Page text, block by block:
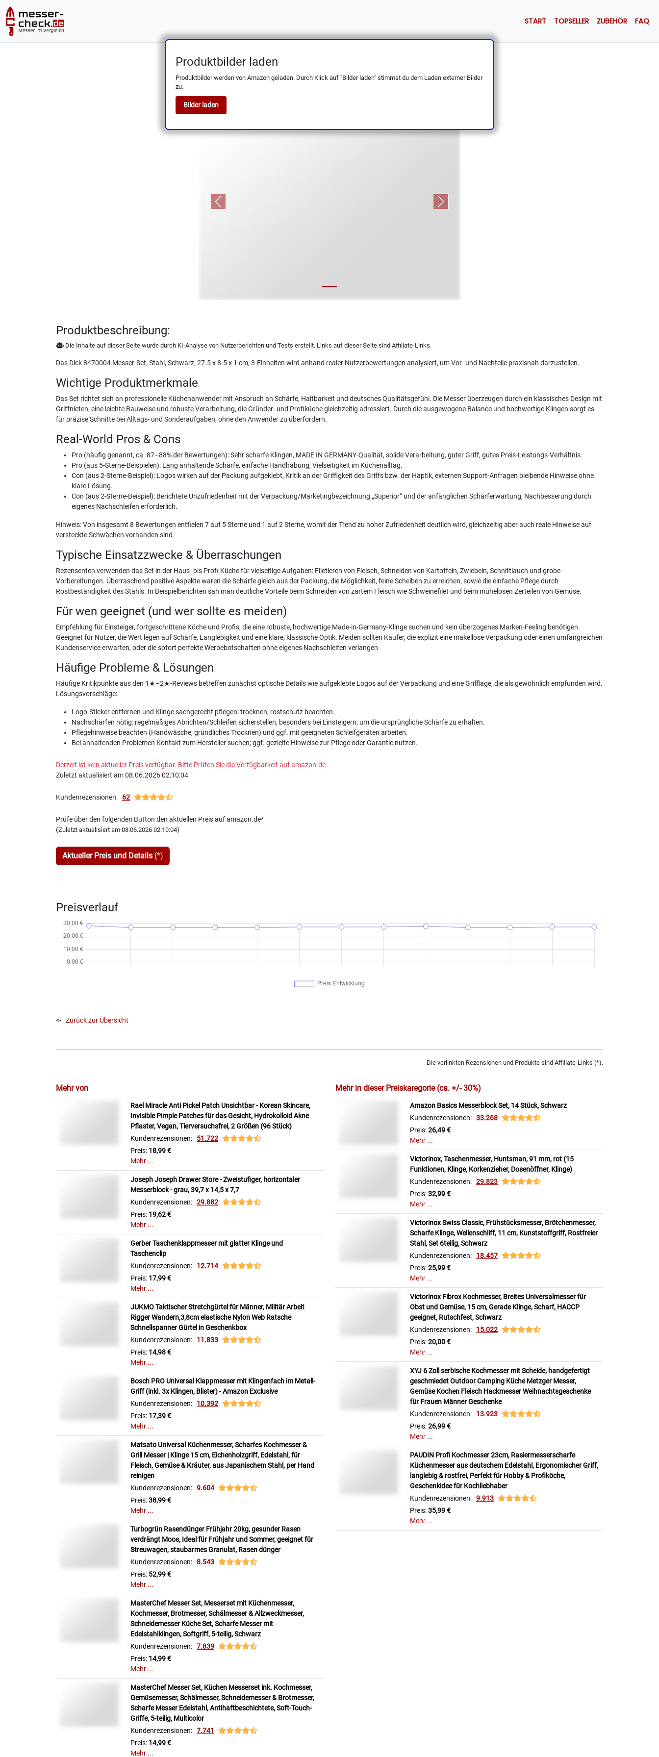
Produktbilder laden
Produktbilder werden von Amazon geladen. Durch Klick auf "Bilder laden" stimmst du dem Laden externer Bilder
zu.
Bilder laden
START TOPSELLER ZUBEHÖR FAQ
Dick 8470004 Messer-Set, 3tlg. – Made in Germany, scharf
Previous Next
Produktbeschreibung:
Die Inhalte auf dieser Seite wurde durch KI-Analyse von Nutzerberichten und Tests erstellt. Links auf dieser Seite sind Affiliate-Links.
Das Dick 8470004 Messer-Set, Stahl, Schwarz, 27.5 x 8.5 x 1 cm, 3-Einheiten wird anhand realer Nutzerbewertungen analysiert, um Vor- und Nachteile praxisnah darzustellen.
Wichtige Produktmerkmale
Das Set richtet sich an professionelle Küchenanwender mit Anspruch an Schärfe, Haltbarkeit und deutsches Qualitätsgefühl. Die Messer überzeugen durch ein klassisches Design mit
Griffnieten, eine leichte Bauweise und robuste Verarbeitung, die Gründer- und Profiküche gleichzeitig adressiert. Durch die ausgewogene Balance und hochwertige Klingen sorgt es
für präzise Schnitte bei Alltags- und Sonderaufgaben, ohne den Anwender zu überfordern.
Real-World Pros & Cons
Pro (häufig genannt, ca. 87–88% der Bewertungen): Sehr scharfe Klingen, MADE IN GERMANY-Qualität, solide Verarbeitung, guter Griff, gutes Preis-Leistungs-Verhältnis.
Pro (aus 5-Sterne-Beispielen): Lang anhaltende Schärfe, einfache Handhabung, Vielseitigkeit im Küchenalltag.
Con (aus 2-Sterne-Beispiel): Logos wirken auf der Packung aufgeklebt, Kritik an der Griffigkeit des Griffs bzw. der Haptik, externen Support-Anfragen bleibende Hinweise ohne
klare Lösung.
Con (aus 2-Sterne-Beispiel): Berichtete Unzufriedenheit mit der Verpackung/Marketingbezeichnung „Superior“ und der anfänglichen Schärferwartung, Nachbesserung durch
eigenes Nachschleifen erforderlich.
Hinweis: Von insgesamt 8 Bewertungen entfielen 7 auf 5 Sterne und 1 auf 2 Sterne, womit der Trend zu hoher Zufriedenheit deutlich wird, gleichzeitig aber auch reale Hinweise auf
versteckte Schwächen vorhanden sind.
Typische Einsatzzwecke & Überraschungen
Rezensenten verwenden das Set in der Haus- bis Profi-Küche für vielseitige Aufgaben: Filetieren von Fleisch, Schneiden von Kartoffeln, Zwiebeln, Schnittlauch und grobe
Vorbereitungen. Überraschend positive Aspekte waren die Schärfe gleich aus der Packung, die Möglichkeit, feine Scheiben zu erreichen, sowie die einfache Pflege durch
Rostbeständigkeit des Stahls. In Beispielberichten sah man deutliche Vorteile beim Schneiden von zartem Fleisch wie Schweinefilet und beim mühelosen Zerteilen von Gemüse.
Für wen geeignet (und wer sollte es meiden)
Empfehlung für Einsteiger, fortgeschrittene Köche und Profis, die eine robuste, hochwertige Made-in-Germany-Klinge suchen und kein überzogenes Marken-Feeling benötigen.
Geeignet für Nutzer, die Wert legen auf Schärfe, Langlebigkeit und eine klare, klassische Optik. Meiden sollten Käufer, die explizit eine makellose Verpackung oder einen umfangreichen
Kundenservice erwarten, oder die sofort perfekte Werbebotschaften ohne eigenes Nachschleifen verlangen.
Häufige Probleme & Lösungen
Häufige Kritikpunkte aus den 1★–2★-Reviews betreffen zunächst optische Details wie aufgeklebte Logos auf der Verpackung und eine Grifflage, die als gewöhnlich empfunden wird.
Lösungsvorschläge:
Logo-Sticker entfernen und Klinge sachgerecht pflegen; trocknen, rostschutz beachten.
Nachschärfen nötig: regelmäßiges Abrichten/Schleifen sicherstellen, besonders bei Einsteigern, um die ursprüngliche Schärfe zu erhalten.
Pflegehinweise beachten (Handwäsche, gründliches Trocknen) und ggf. mit geeigneten Schleifgeräten arbeiten.
Bei anhaltenden Problemen Kontakt zum Hersteller suchen; ggf. gezielte Hinweise zur Pflege oder Garantie nutzen.
Derzeit ist kein aktueller Preis verfügbar. Bitte Prüfen Sie die Verfügbarkeit auf amazon.de
Zuletzt aktualisiert am 08.06.2026 02:10:04
Kundenrezensionen: 62
Prüfe über den folgenden Button den aktuellen Preis auf amazon.de*
(Zuletzt aktualisiert am 08.06.2026 02:10:04)
Aktueller Preis und Details (*)
Preisverlauf
<- Zurück zur Übersicht
Die verlinkten Rezensionen und Produkte sind Affiliate-Links (*).
Mehr von
Rael Miracle Anti Pickel Patch Unsichtbar - Korean Skincare,
Invisible Pimple Patches für das Gesicht, Hydrokolloid Akne
Pflaster, Vegan, Tierversuchsfrei, 2 Größen (96 Stück)
Kundenrezensionen: 51.722
Preis: 18,99 €
Mehr ...
Joseph Joseph Drawer Store - Zweistufiger, horizontaler
Messerblock - grau, 39,7 x 14,5 x 7,7
Kundenrezensionen: 29.882
Preis: 19,62 €
Mehr ...
Gerber Taschenklappmesser mit glatter Klinge und
Taschenclip
Kundenrezensionen: 12.714
Preis: 17,99 €
Mehr ...
JUKMO Taktischer Stretchgürtel für Männer, Militär Arbeit
Rigger Wandern,3,8cm elastische Nylon Web Ratsche
Schnellspanner Gürtel in Geschenkbox
Kundenrezensionen: 11.833
Preis: 14,98 €
Mehr ...
Bosch PRO Universal Klappmesser mit Klingenfach im Metall-
Griff (inkl. 3x Klingen, Blister) - Amazon Exclusive
Kundenrezensionen: 10.392
Preis: 17,39 €
Mehr ...
Matsato Universal Küchenmesser, Scharfes Kochmesser &
Grill Messer | Klinge 15 cm, Eichenholzgriff, Edelstahl, für
Fleisch, Gemüse & Kräuter, aus Japanischem Stahl, per Hand
reinigen
Kundenrezensionen: 9.604
Preis:38,99 €
Mehr ...
Turbogrün Rasendünger Frühjahr 20kg, gesunder Rasen
verdrängt Moos, Ideal für Frühjahr und Sommer, geeignet für
Streuwagen, staubarmes Granulat, Rasen dünger
Kundenrezensionen: 8.543
Preis: 52,99 €
Mehr ...
MasterChef Messer Set, Messerset mit Küchenmesser,
Kochmesser, Brotmesser, Schälmesser & Allzweckmesser,
Schneidemesser Küche Set, Scharfe Messer mit
Edelstahlklingen, Softgriff, 5-teilig, Schwarz
Kundenrezensionen: 7.839
Preis: 14,99 €
Mehr ...
MasterChef Messer Set, Küchen Messerset ink. Kochmesser,
Gemüsemesser, Schälmesser, Schneidemesser & Brotmesser,
Scharfe Messer Edelstahl, Antihaftbeschichtete, Soft-Touch-
Griffe, 5-teilig, Multicolor
Kundenrezensionen: 7.741
Preis: 14,99 €
Mehr ...
Mehr in dieser Preiskaregorie (ca. +/- 30%)
Amazon Basics Messerblock Set, 14 Stück, Schwarz
Kundenrezensionen: 33.268
Preis:26,49 €
Mehr ...
Victorinox, Taschenmesser, Huntsman, 91 mm, rot (15
Funktionen, Klinge, Korkenzieher, Dosenöffner, Klinge)
Kundenrezensionen: 29.823
Preis:32,99 €
Mehr ...
Victorinox Swiss Classic, Frühstücksmesser, Brötchenmesser,
Scharfe Klinge, Wellenschliff, 11 cm, Kunststoffgriff, Rostfreier
Stahl, Set 6teilig, Schwarz
Kundenrezensionen: 18.457
Preis:25,99 €
Mehr ...
Victorinox Fibrox Kochmesser, Breites Universalmesser für
Obst und Gemüse, 15 cm, Gerade Klinge, Scharf, HACCP
geeignet, Rutschfest, Schwarz
Kundenrezensionen: 15.022
Preis:20,00 €
Mehr ...
XYJ 6 Zoll serbische Kochmesser mit Scheide, handgefertigt
geschmiedet Outdoor Camping Küche Metzger Messer,
Gemüse Kochen Fleisch Hackmesser Weihnachtsgeschenke
für Frauen Männer Geschenke
Kundenrezensionen: 13.923
Preis:26,99 €
Mehr ...
PAUDIN Profi Kochmesser 23cm, Rasiermesserscharfe
Küchenmesser aus deutschem Edelstahl, Ergonomischer Griff,
langlebig & rostfrei, Perfekt für Hobby & Profiköche,
Geschenkidee für Kochliebhaber
Kundenrezensionen: 9.913
Preis:35,99 €
Mehr ...